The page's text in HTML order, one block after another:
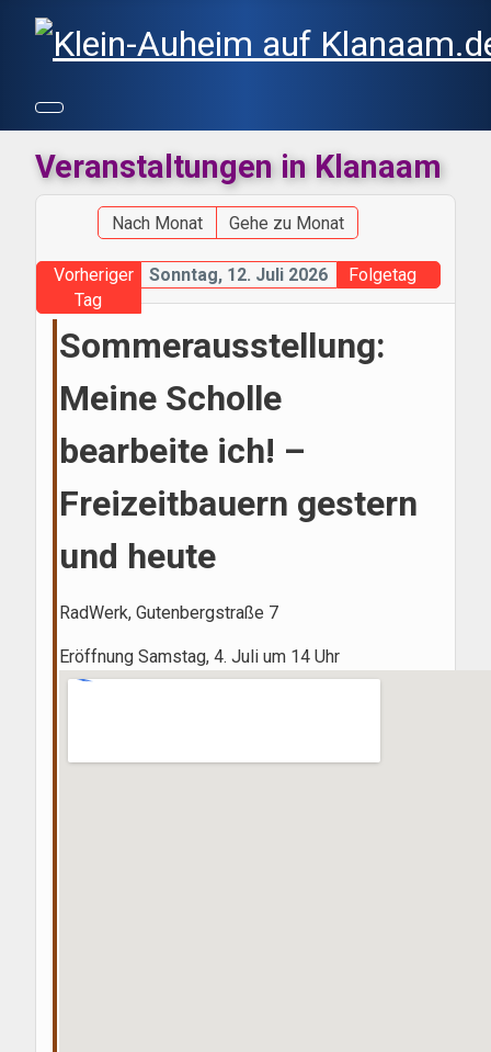
Veranstaltungen in Klanaam
Nach Monat Gehe zu Monat
Vorheriger
Tag
Sonntag, 12. Juli 2026 Folgetag
Sommerausstellung:
Meine Scholle
bearbeite ich! –
Freizeitbauern gestern
und heute
RadWerk, Gutenbergstraße 7
Eröffnung Samstag, 4. Juli um 14 Uhr